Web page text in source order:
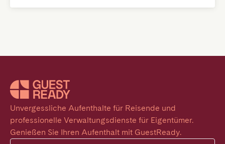
Unvergessliche Aufenthalte für Reisende und
professionelle Verwaltungsdienste für Eigentümer.
Genießen Sie Ihren Aufenthalt mit GuestReady.